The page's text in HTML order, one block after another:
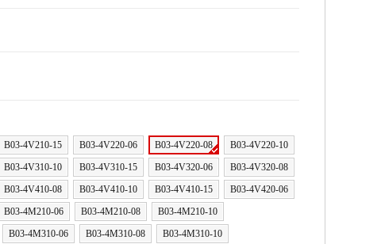
B03-4V210-15 B03-4V220-06 B03-4V220-08
B03-4V220-10
B03-4V310-10 B03-4V310-15 B03-4V320-06
B03-4V320-08
B03-4V410-08 B03-4V410-10 B03-4V410-15
B03-4V420-06
B03-4M210-06 B03-4M210-08
B03-4M210-10
B03-4M310-06 B03-4M310-08
B03-4M310-10